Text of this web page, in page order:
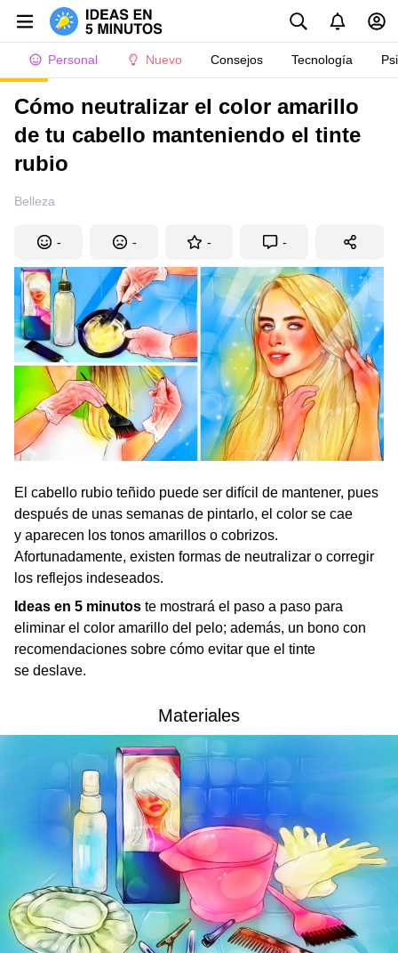
Personal Nuevo Consejos Tecnología
Cómo neutralizar el color amarillo
de tu cabello manteniendo el tinte
rubio
Belleza
- - - -
El cabello rubio teñido puede ser difícil de mantener, pues
después de unas semanas de pintarlo, el color se cae
y aparecen los tonos amarillos o cobrizos.
Afortunadamente, existen formas de neutralizar o corregir
los reflejos indeseados.
Ideas en 5 minutos te mostrará el paso a paso para
eliminar el color amarillo del pelo; además, un bono con
recomendaciones sobre cómo evitar que el tinte
se deslave.
Materiales